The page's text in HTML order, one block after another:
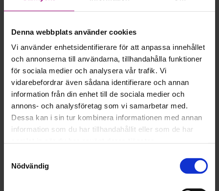
Denna webbplats använder cookies
Vi använder enhetsidentifierare för att anpassa innehållet
och annonserna till användarna, tillhandahålla funktioner
för sociala medier och analysera vår trafik. Vi
vidarebefordrar även sådana identifierare och annan
information från din enhet till de sociala medier och
annons- och analysföretag som vi samarbetar med.
Dessa kan i sin tur kombinera informationen med annan
information som du har tillhandahållit eller som de har
Nödvändig
som är drabbad av en ätstörning. Är nu närstående
andra närståendeaktiviteter som du hittar i vår
kalender.
I samarbete med Studieförbundet Vuxenskolan.